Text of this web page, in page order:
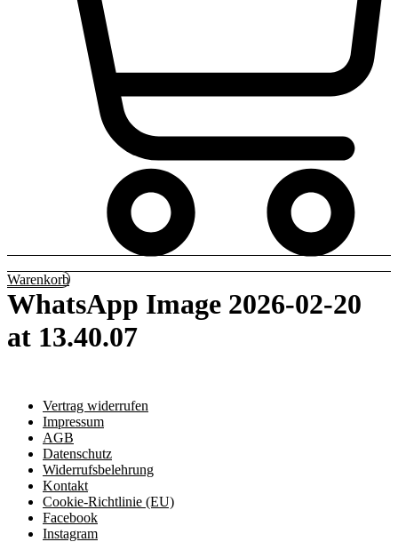
Warenkorb
WhatsApp Image 2026-02-20
at 13.40.07
Vertrag widerrufen
Impressum
AGB
Datenschutz
Widerrufsbelehrung
Kontakt
Cookie-Richtlinie (EU)
Facebook
Instagram